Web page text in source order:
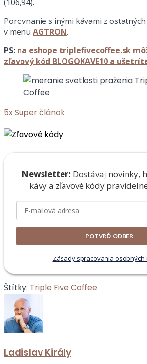
(106,94).
Porovnanie s inými kávami z
v menu AGTRON.
PS: na eshope triplefivecoffee.sk
zľavový kód BLOGOKAVE10 a
5xSuper článok
Newsletter: Dostávaj novinky,
kávy a zľavové kódy
POTVRĎ ODBER
Zásady spracovania osobných
Štítky: Triple Five Coffee
Ladislav Király